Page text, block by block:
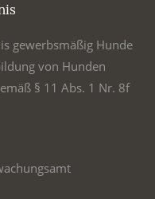
gewerbsmäßig Hunde
von Hunden
§ 11 Abs. 1 Nr. 8f